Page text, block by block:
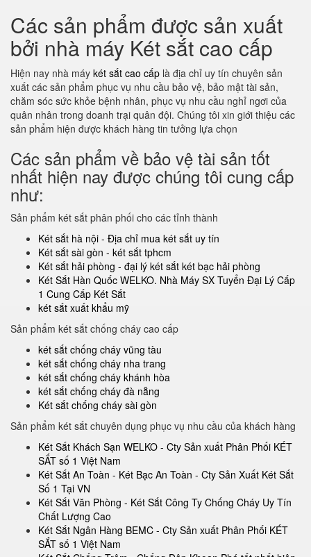
Các sản phẩm được sản xuất
bởi nhà máy Két sắt cao cấp
Hiện nay nhà máy két sắt cao cấp là địa chỉ uy tín chuyên sản
xuất các sản phẩm phục vụ nhu cầu bảo vệ, bảo mật tài sản,
chăm sóc sức khỏe bệnh nhân, phục vụ nhu cầu nghỉ ngơi của
quân nhân trong doanh trại quân đội. Chúng tôi xin giới thiệu các
sản phẩm hiện được khách hàng tin tưởng lựa chọn
Các sản phẩm về bảo vệ tài sản tốt
nhất hiện nay được chúng tôi cung cấp
như:
Sản phẩm két sắt phân phối cho các tỉnh thành
Két sắt hà nội - Địa chỉ mua két sắt uy tín
Két sắt sài gòn - két sắt tphcm
Két sắt hải phòng - đại lý két sắt két bạc hải phòng
Két Sắt Hàn Quốc WELKO. Nhà Máy SX Tuyển Đại Lý Cấp
1 Cung Cấp Két Sắt
két sắt xuất khẩu mỹ
Sản phẩm két sắt chống cháy cao cấp
két sắt chống cháy vũng tàu
két sắt chống cháy nha trang
két sắt chống cháy khánh hòa
két sắt chống cháy đà nẵng
Két sắt chống cháy sài gòn
Sản phẩm két sắt chuyên dụng phục vụ nhu cầu của khách hàng
Két Sắt Khách Sạn WELKO - Cty Sản xuất Phân Phối KÉT
SẮT số 1 Việt Nam
Két Sắt An Toàn - Két Bạc An Toàn - Cty Sản Xuất Két Sắt
Số 1 Tại VN
Két Sắt Văn Phòng - Két Sắt Công Ty Chống Cháy Uy Tín
Chất Lượng Cao
Két Sắt Ngân Hàng BEMC - Cty Sản xuất Phân Phối KÉT
SẮT số 1 Việt Nam